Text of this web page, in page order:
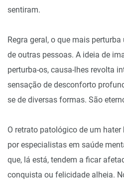
sentiram.
Regra geral, o que mais
de outras pessoas. A ideia de
perturba-os, causa-lhes revolta
sensação de desconforto
se de diversas formas. São
O retrato patológico de um
por especialistas em saúde
que, lá está, tendem a ficar
conquista ou felicidade alheia.